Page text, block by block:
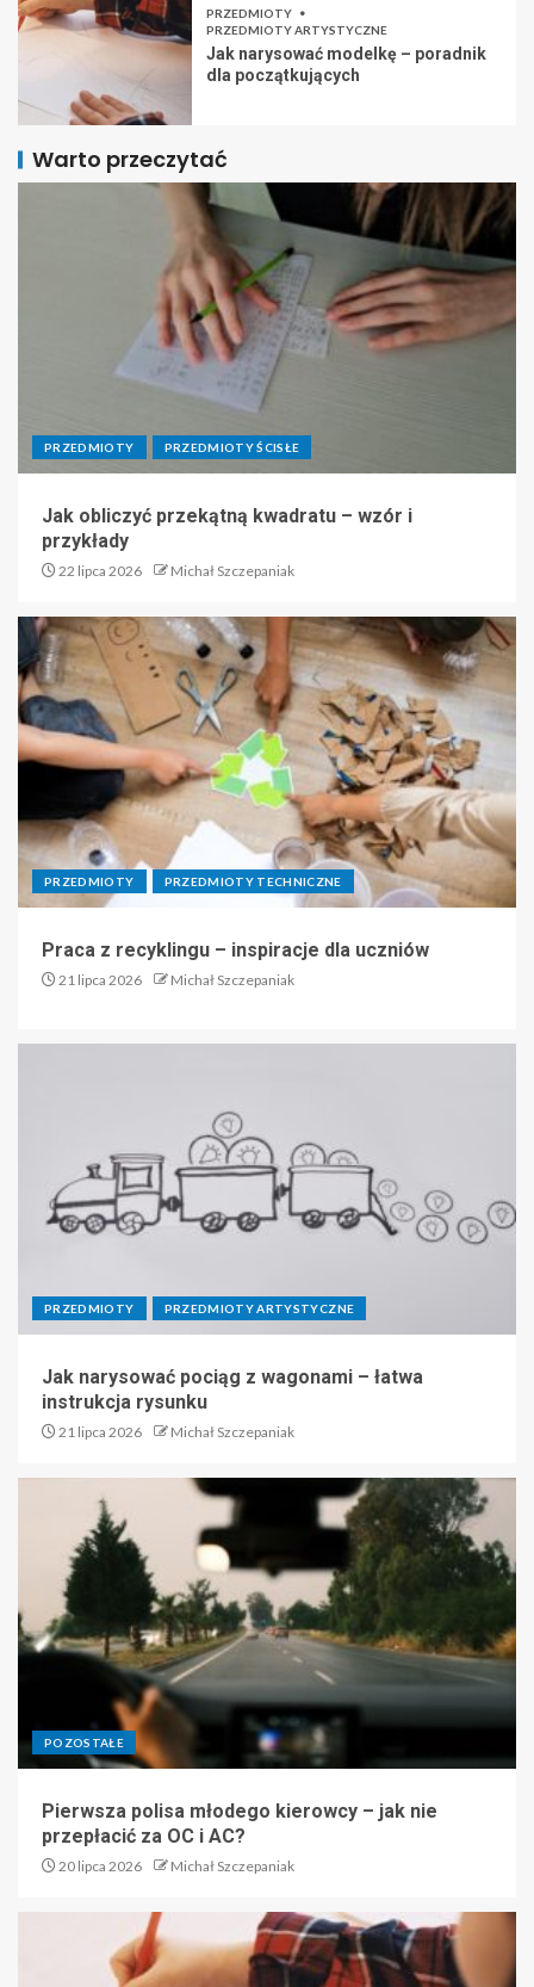
PRZEDMIOTY
PRZEDMIOTY ARTYSTYCZNE
Jak narysować modelkę – poradnik
dla początkujących
Warto przeczytać
PRZEDMIOTY PRZEDMIOTY ŚCISŁE
Jak obliczyć przekątną kwadratu – wzór i
przykłady
22 lipca 2026 Michał Szczepaniak
PRZEDMIOTY PRZEDMIOTY TECHNICZNE
Praca z recyklingu – inspiracje dla uczniów
21 lipca 2026 Michał Szczepaniak
PRZEDMIOTY PRZEDMIOTY ARTYSTYCZNE
Jak narysować pociąg z wagonami – łatwa
instrukcja rysunku
21 lipca 2026 Michał Szczepaniak
POZOSTAŁE
Pierwsza polisa młodego kierowcy – jak nie
przepłacić za OC i AC?
20 lipca 2026 Michał Szczepaniak